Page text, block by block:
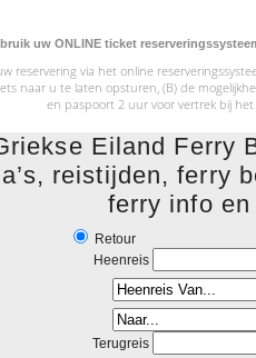
uw ONLINE ticket
reservering via het online
naar u te laten opsturen, (B) de
en paspoort 2 uur voor vertrek bij
Eiland Ferry
reistijden, ferry
ferry info
Retour
Heenreis
Terugreis